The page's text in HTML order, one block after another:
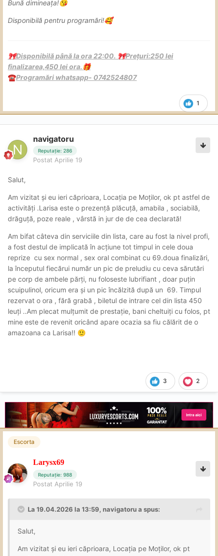
Bună dimineața!😘
Disponibilă pentru programări!🥰
1
🎀Disponibilă până la ora 22:00. 🎀Prețuri:250 lei
finalizarea,450 lei ora.🎁
☎️Programări whatsapp- 0742524807
navigatoru
Reputație: 286
Postat Aprilie 19
Salut,
Am vizitat și eu ieri căprioara, Locația pe Moților, ok pt astfel de
activități .Larisa este o prezență plăcuță, amabila , sociabilă,
drăguță, poze reale , vârstă in jur de de cea declarată!
Am bifat câteva din serviciile din lista, care au fost la nivel profi,
a fost destul de implicată în acțiune tot timpul in cele doua
reprize cu sex normal , sex oral combinat cu 69.doua finalizări,
la începutul fiecărui număr un pic de preludiu cu ceva sărutări
pe corp de ambele părți, nu foloseste lubrifiant , doar puțin
scuipulinol, oricum era și un pic încălzită după un 69. Timpul
rezervat o ora , fără grabă , biletul de intrare cel din lista 450
leuți ..Am plecat mulțumit de prestație, bani cheltuiți cu folos, pt
mine este de revenit oricând apare ocazia sa fiu călărit de o
amazoana ca Larisa!! 🙂
3 2
Escorta
Larysx69
Reputație: 988
Postat Aprilie 19
La 19.04.2026 la 13:59, navigatorua spus:
Salut,
Am vizitat și eu ieri căprioara, Locația pe Moților, ok pt